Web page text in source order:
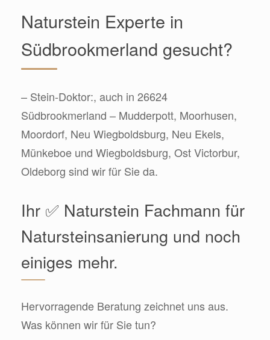
Naturstein Experte in
Südbrookmerland gesucht?
– Stein-Doktor:, auch in 26624
Südbrookmerland – Mudderpott, Moorhusen,
Moordorf, Neu Wiegboldsburg, Neu Ekels,
Münkeboe und Wiegboldsburg, Ost Victorbur,
Oldeborg sind wir für Sie da.
Ihr ✅ Naturstein Fachmann für
Natursteinsanierung und noch
einiges mehr.
Hervorragende Beratung zeichnet uns aus.
Was können wir für Sie tun?